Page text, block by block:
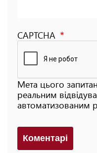
CAPTCHA
Мета цього
реальним
автоматизованим
Коментарi